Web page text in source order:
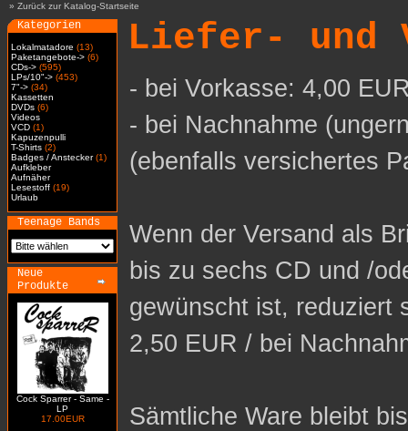
» Zurück zur Katalog-Startseite
Kategorien
Lokalmatadore (13)
Paketangebote-> (6)
CDs-> (595)
LPs/10"-> (453)
7"-> (34)
Kassetten
DVDs (6)
Videos
VCD (1)
Kapuzenpulli
T-Shirts (2)
Badges / Anstecker(1)
Aufkleber
Aufnäher
Lesestoff (19)
Urlaub
Teenage Bands
Neue
Produkte
Cock Sparrer - Same -
LP
17.00EUR
Liefer- und
- bei Vorkasse: 4,00
- bei Nachnahme
(ebenfalls versichertes
Wenn der Versand als
bis zu sechs CD und /
gewünscht ist, reduziert
2,50 EUR / bei
Sämtliche Ware bleibt